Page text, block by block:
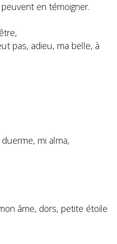
en témoigner.
pas, adieu, ma belle, à
mi alma,
âme, dors, petite étoile